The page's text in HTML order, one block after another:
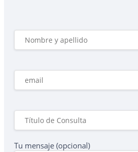
Tu mensaje (opcional)